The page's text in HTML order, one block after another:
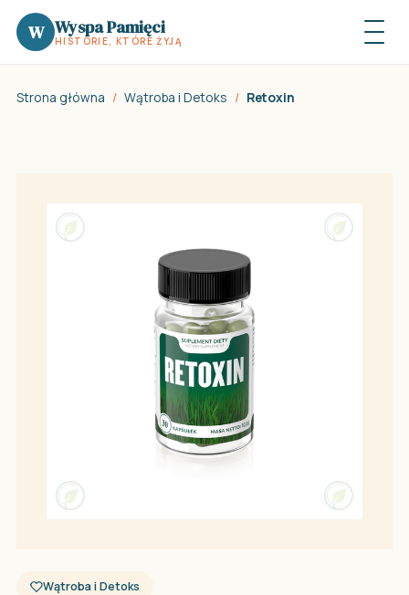
W Wyspa Pamięci
HISTORIE, KTÓRE ŻYJĄ
Strona główna / Wątroba i Detoks / Retoxin
Wątroba i Detoks